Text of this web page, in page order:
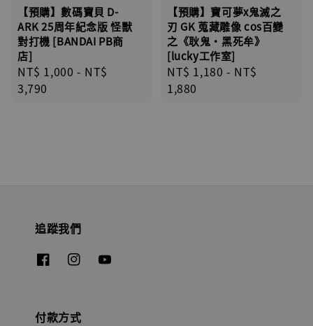
【預購】數碼寶貝 D-
ARK 25周年紀念版 怪獸
對打機 [BANDAI PB商
店]
Regular
price
NT$ 1,000 - NT$
3,790
【預購】寶可夢x鬼滅之
刃 GK 蒐藏雕像 cos百變
之《耿鬼・黑死牟》
[lucky工作室]
Regular
price
NT$ 1,180 - NT$
1,880
追蹤我們
付款方式